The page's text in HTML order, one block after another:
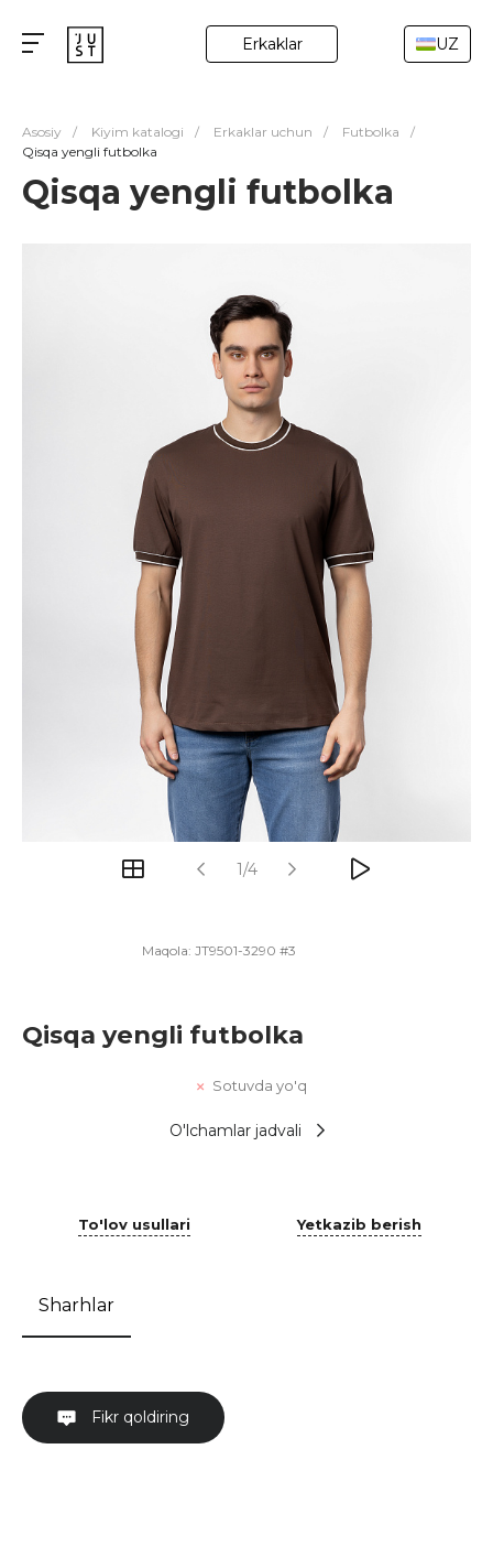
Erkaklar UZ
Asosiy / Kiyim katalogi / Erkaklar uchun / Futbolka
/
Qisqa yengli futbolka
Qisqa yengli futbolka
1/4
Maqola: JT9501-3290 #3
Qisqa yengli futbolka
Sotuvda yo'q
O'lchamlar jadvali
To'lov usullari Yetkazib berish
Sharhlar
Fikr qoldiring